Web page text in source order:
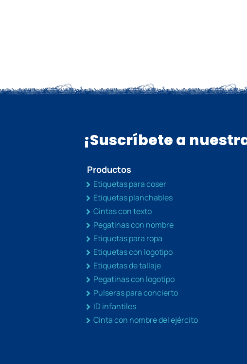
¡Suscríbete a
Productos
Etiquetas para coser
Etiquetas planchables
Cintas con texto
Pegatinas con nombre
Etiquetas para ropa
Etiquetas con logotipo
Etiquetas de tallaje
Pegatinas con logotipo
Pulseras para concierto
ID infantiles
Cinta con nombre del ejército